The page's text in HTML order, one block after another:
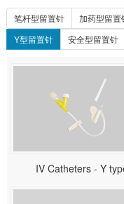
笔杆型留置针 加药型留置
Y型留置针
安全型留置针
IV Catheters - Y